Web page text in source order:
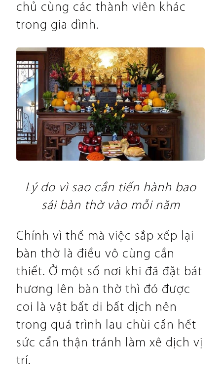
chủ cùng các thành viên khác
trong gia đình.
Lý do vì sao cần tiến hành bao
sái bàn thờ vào mỗi năm
Chính vì thế mà việc sắp xếp lại
bàn thờ là điều vô cùng cần
thiết. Ở một số nơi khi đã đặt bát
hương lên bàn thờ thì đó được
coi là vật bất di bất dịch nên
trong quá trình lau chùi cần hết
sức cẩn thận tránh làm xê dịch vị
trí.